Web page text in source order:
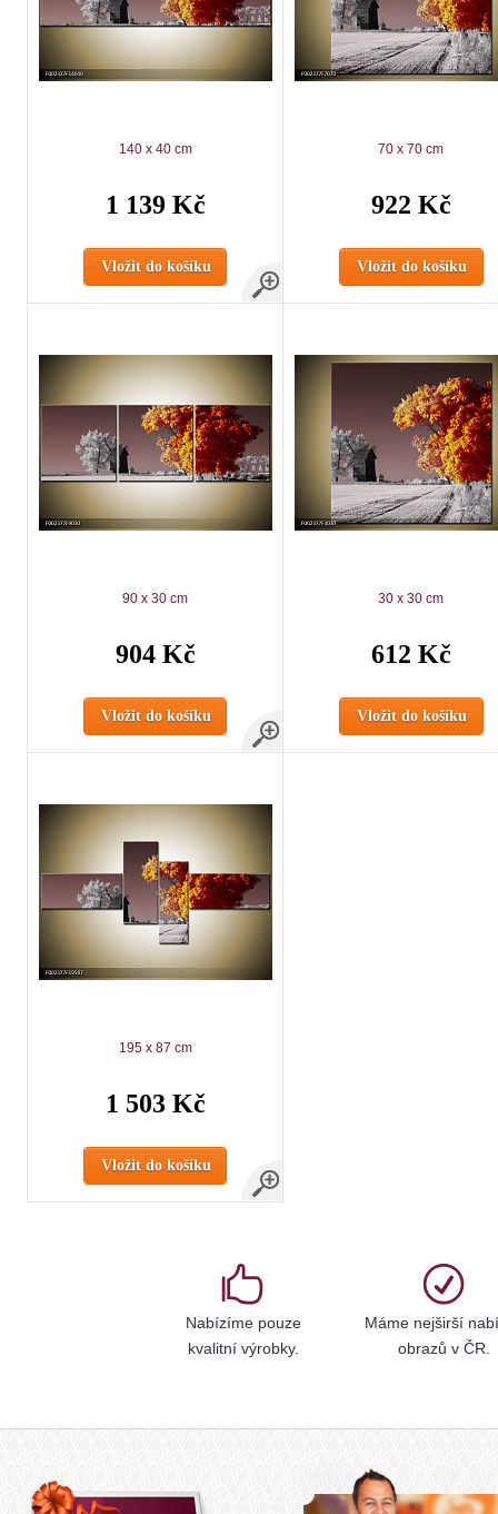
140 x 40 cm
1 139 Kč
Vložit do košíku
70 x 70 cm
922 Kč
Vložit do košíku
90 x 30 cm
904 Kč
Vložit do košíku
30 x 30 cm
612 Kč
Vložit do košíku
195 x 87 cm
1 503 Kč
Vložit do košíku
Nabízíme pouze
kvalitní výrobky.
Máme nejširší
obrazů v ČR.